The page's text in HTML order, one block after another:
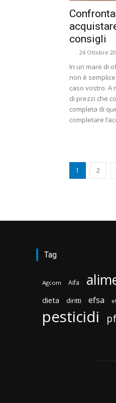
consigli
- 24 Ottobre
In un mare di
non è
caso vostro. A
di prezzi che
completa di
completare
1 2
Tag
Agcom Aifa
dieta diritti efsa
pesticidi